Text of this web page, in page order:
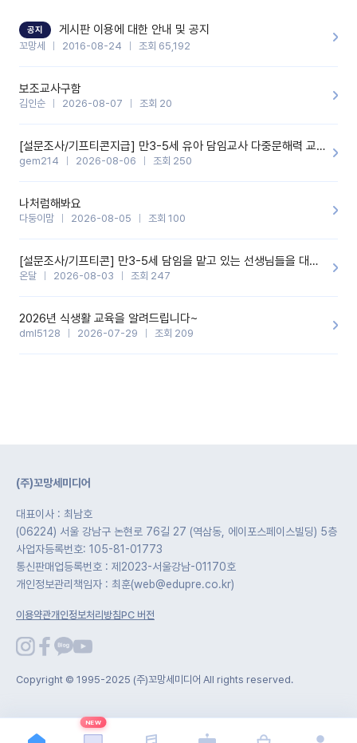
기능을 개발해 주셔서 감사합니다.
공지 게시판 이용에 대한 안내 및 공지
꼬망세 2016-08-24 조회 65,192
보조교사구함
김인순 2026-08-07 조회 20
[설문조사/기프티콘지급] 만3-5세 유아 담임교사 다중문해력 교육 증진을 위한 설문조사
gem214 2026-08-06 조회 250
나처럼해봐요
다둥이맘 2026-08-05 조회 100
[설문조사/기프티콘] 만3-5세 담임을 맡고 있는 선생님들을 대상으로 설문조사를 합니다!
온달 2026-08-03 조회 247
2026년 식생활 교육을 알려드립니다~
dml5128 2026-07-29 조회 209
(주)꼬망세미디어
대표이사 : 최남호
(06224) 서울 강남구 논현로 76길 27 (역삼동, 에이포스페이스빌딩) 5층
사업자등록번호: 105-81-01773
통신판매업등록번호 : 제2023-서울강남-01170호
개인정보관리책임자 : 최훈(web@edupre.co.kr)
이용약관개인정보처리방침PC 버전
Copyright © 1995-2025 (주)꼬망세미디어 All rights reserved.
NEW